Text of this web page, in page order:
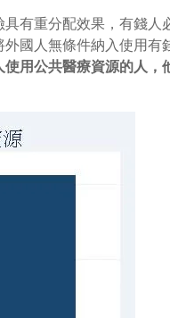
有重分配效果，有錢人
國人無條件納入使用有
用公共醫療資源的人，